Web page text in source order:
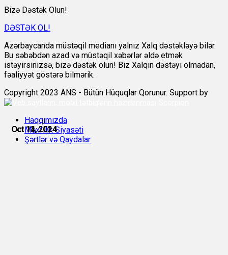
Oct 11, 2024
Oct 11, 2024
Oct 11, 2024
Oct 12, 2024
Oct 14, 2024
Oct 14, 2024
Bizə Dəstək Olun!
DƏSTƏK OL!
Azərbaycanda müstəqil medianı yalnız Xalq dəstəkləyə bilər.
Bu səbəbdən azad və müstəqil xəbərlər əldə etmək
istəyirsinizsə, bizə dəstək olun! Biz Xalqın dəstəyi olmadan,
fəaliyyət göstərə bilmərik.
Copyright 2023 ANS - Bütün Hüquqlar Qorunur. Support by
Haqqımızda
Məxfilik Siyasəti
Şərtlər və Qaydalar